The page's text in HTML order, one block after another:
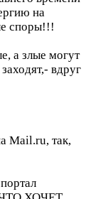
на
споры!!!
а злые могут
вдруг
Mail.ru, так,